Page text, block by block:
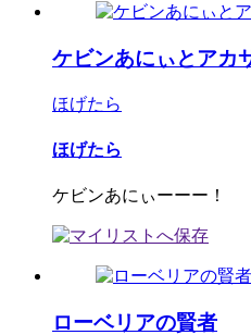
ケビンあにぃとアカ
ほげたら
ほげたら
ケビンあにぃーーー！
ローベリアの賢者